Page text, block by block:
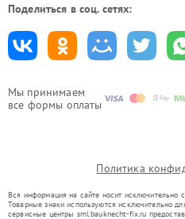
Мы принимаем
все формы оплаты
Поделиться в соц. сетях:
Политика
Вся информация на сайте носит исключительно
Товарные знаки используются исключительно
сервисные центры sml.bauknecht-fix.ru